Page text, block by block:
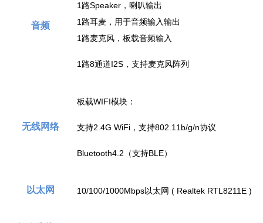
音频
1路Speaker，喇叭输出
1路耳麦，用于音频输入输出
1路麦克风，板载音频输入
1路8通道I2S，支持麦克风阵列
无线网络
板载WIFI模块：
支持2.4G WiFi，支持802.11b/g/n协议
Bluetooth4.2（支持BLE）
以太网 10/100/1000Mbps以太网 ( Realtek RTL8211E )